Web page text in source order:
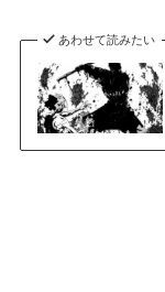
あわせて読みたい